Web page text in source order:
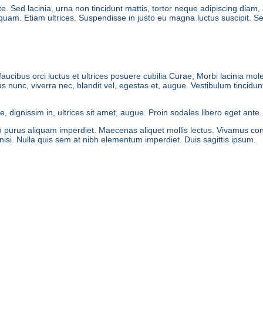
Sed lacinia, urna non tincidunt mattis, tortor neque adipiscing diam,
Etiam ultrices. Suspendisse in justo eu magna luctus suscipit.
orci luctus et ultrices posuere cubilia Curae; Morbi lacinia
nunc, viverra nec, blandit vel, egestas et, augue. Vestibulum
dignissim in, ultrices sit amet, augue. Proin sodales libero eget ante.
aliquam imperdiet. Maecenas aliquet mollis lectus. Vivamus
Nulla quis sem at nibh elementum imperdiet. Duis sagittis ipsum.